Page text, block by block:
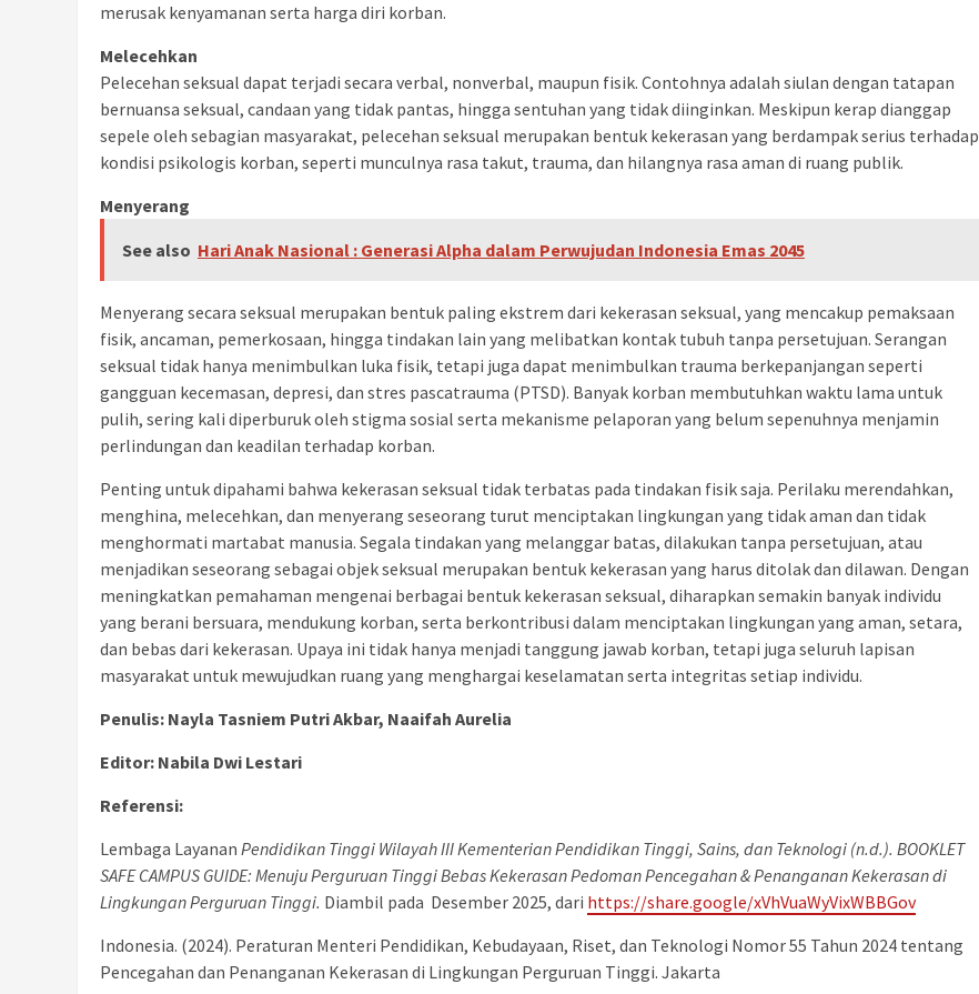
merusak kenyamanan serta harga diri korban.
Melecehkan
Pelecehan seksual dapat terjadi secara verbal, nonverbal, maupun fisik. Contohnya adalah siulan dengan tatapan
bernuansa seksual, candaan yang tidak pantas, hingga sentuhan yang tidak diinginkan. Meskipun kerap dianggap
sepele oleh sebagian masyarakat, pelecehan seksual merupakan bentuk kekerasan yang berdampak serius terhadap
kondisi psikologis korban, seperti munculnya rasa takut, trauma, dan hilangnya rasa aman di ruang publik.
Menyerang
See also Hari Anak Nasional : Generasi Alpha dalam Perwujudan Indonesia Emas 2045
Menyerang secara seksual merupakan bentuk paling ekstrem dari kekerasan seksual, yang mencakup pemaksaan
fisik, ancaman, pemerkosaan, hingga tindakan lain yang melibatkan kontak tubuh tanpa persetujuan. Serangan
seksual tidak hanya menimbulkan luka fisik, tetapi juga dapat menimbulkan trauma berkepanjangan seperti
gangguan kecemasan, depresi, dan stres pascatrauma (PTSD). Banyak korban membutuhkan waktu lama untuk
pulih, sering kali diperburuk oleh stigma sosial serta mekanisme pelaporan yang belum sepenuhnya menjamin
perlindungan dan keadilan terhadap korban.
Penting untuk dipahami bahwa kekerasan seksual tidak terbatas pada tindakan fisik saja. Perilaku merendahkan,
menghina, melecehkan, dan menyerang seseorang turut menciptakan lingkungan yang tidak aman dan tidak
menghormati martabat manusia. Segala tindakan yang melanggar batas, dilakukan tanpa persetujuan, atau
menjadikan seseorang sebagai objek seksual merupakan bentuk kekerasan yang harus ditolak dan dilawan. Dengan
meningkatkan pemahaman mengenai berbagai bentuk kekerasan seksual, diharapkan semakin banyak individu
yang berani bersuara, mendukung korban, serta berkontribusi dalam menciptakan lingkungan yang aman, setara,
dan bebas dari kekerasan. Upaya ini tidak hanya menjadi tanggung jawab korban, tetapi juga seluruh lapisan
masyarakat untuk mewujudkan ruang yang menghargai keselamatan serta integritas setiap individu.
Penulis: Nayla Tasniem Putri Akbar, Naaifah Aurelia
Editor: Nabila Dwi Lestari
Referensi:
Lembaga Layanan Pendidikan Tinggi Wilayah III Kementerian Pendidikan Tinggi, Sains, dan Teknologi (n.d.). BOOKLET
SAFE CAMPUS GUIDE: Menuju Perguruan Tinggi Bebas Kekerasan Pedoman Pencegahan & Penanganan Kekerasan di
Lingkungan Perguruan Tinggi. Diambil pada Desember 2025, dari https://share.google/xVhVuaWyVixWBBGov
Indonesia. (2024). Peraturan Menteri Pendidikan, Kebudayaan, Riset, dan Teknologi Nomor 55 Tahun 2024 tentang
Pencegahan dan Penanganan Kekerasan di Lingkungan Perguruan Tinggi. Jakarta